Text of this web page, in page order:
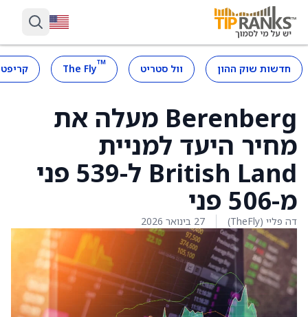
חדשות שוק ההון וול סטריט ™
The Fly
Berenberg מעלה את
מחיר היעד למניית
British Land ל-539 פני
מ-506 פני
דה פליי (TheFly) 27 בינואר 2026